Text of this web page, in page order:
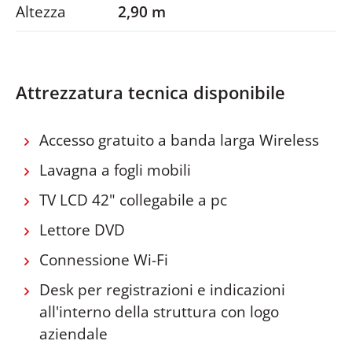
Altezza 2,90 m
Attrezzatura tecnica disponibile
Accesso gratuito a banda larga Wireless
Lavagna a fogli mobili
TV LCD 42" collegabile a pc
Lettore DVD
Connessione Wi-Fi
Desk per registrazioni e indicazioni
all'interno della struttura con logo
aziendale